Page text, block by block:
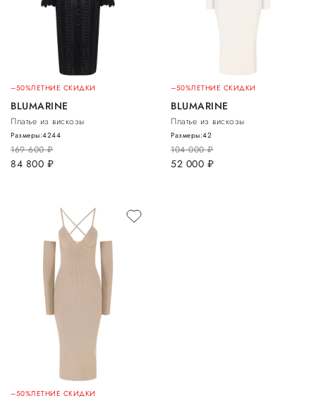
–50%ЛЕТНИЕ СКИДКИ
BLUMARINE
Платье из вискозы
169 600руб.
84 800 руб.
Размеры:4244
–50%ЛЕТНИЕ СКИДКИ
BLUMARINE
Платье из вискозы
104 000руб.
52 000 руб.
Размеры:42
–50%ЛЕТНИЕ СКИДКИ